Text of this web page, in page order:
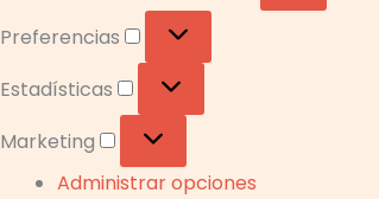
Preferencias
Estadísticas
Marketing
Administrar opciones